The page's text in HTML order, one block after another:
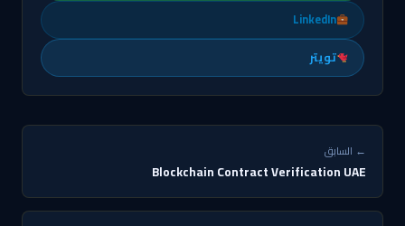
LinkedIn
تويتر
← السابق
Blockchain Contract Verification UAE